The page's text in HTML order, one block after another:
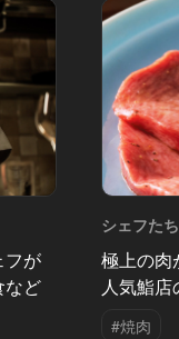
フが
など
シェフた
極上の肉
人気鮨
#焼肉